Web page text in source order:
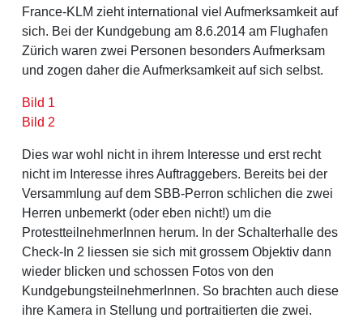
France-KLM zieht international viel Aufmerksamkeit auf
sich. Bei der Kundgebung am 8.6.2014 am Flughafen
Zürich waren zwei Personen besonders Aufmerksam
und zogen daher die Aufmerksamkeit auf sich selbst.
Bild 1
Bild 2
Dies war wohl nicht in ihrem Interesse und erst recht
nicht im Interesse ihres Auftraggebers. Bereits bei der
Versammlung auf dem SBB-Perron schlichen die zwei
Herren unbemerkt (oder eben nicht!) um die
ProtestteilnehmerInnen herum. In der Schalterhalle des
Check-In 2 liessen sie sich mit grossem Objektiv dann
wieder blicken und schossen Fotos von den
KundgebungsteilnehmerInnen. So brachten auch diese
ihre Kamera in Stellung und portraitierten die zwei.